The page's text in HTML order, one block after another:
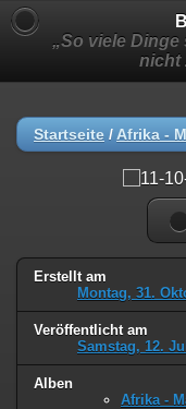
„So viele
nicht
Startseite / Afrika -
Erstellt am
Montag, 31.
Veröffentlicht am
Samstag, 12.
Alben
Afrika -